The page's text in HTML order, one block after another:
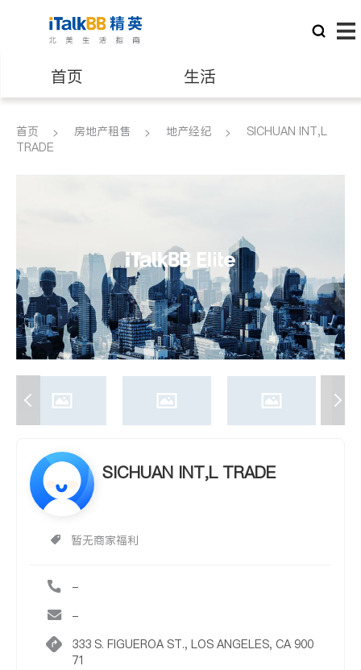
首页 生活
医生 律师
养老 非盈利组织
首页 房地产租售 地产经纪
SICHUAN INT,L
TRADE
SICHUAN INT,L TRADE
暂无商家福利
-
-
333 S. FIGUEROA ST., LOS ANGELES, CA 900
71